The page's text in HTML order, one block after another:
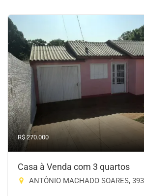
R$ 270.000
Casa à Venda com 3 quartos
ANTÔNIO MACHADO SOARES, 393 - Toríbio